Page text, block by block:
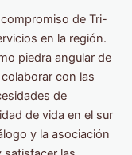
de Tri-
en la región.
piedra angular de
con las
de
de vida en el sur
y la asociación